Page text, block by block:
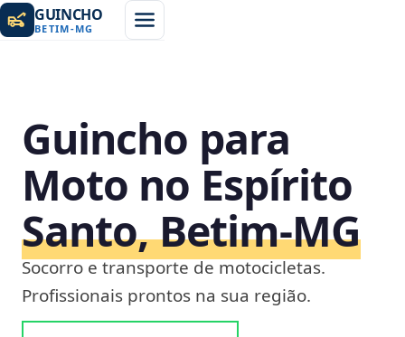
GUINCHO
BETIM-MG
Guincho para
Moto no Espírito
Santo, Betim‑MG
Socorro e transporte de motocicletas.
Profissionais prontos na sua região.